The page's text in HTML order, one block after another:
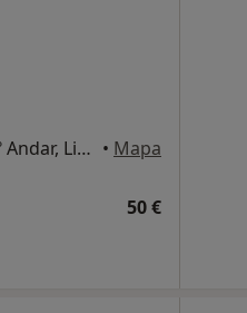
Rua Rodrigues Sampaio 76, 1º Andar, Lisboa • Mapa
50 €